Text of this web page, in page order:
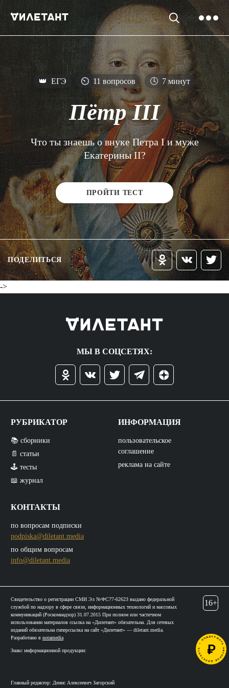
👑 ЕГЭ ⏲ 11 вопросов 🕓 7 минут
Пётр III
Что ты знаешь о внуке Петра I и муже
Екатерины II?
ПРОЙТИ ТЕСТ
ПОДЕЛИТЬСЯ
->
МЫ В СОЦСЕТЯХ:
РУБРИКАТОР
📚 сборники
📄 статьи
🕹️ тесты
📖 журнал
КОНТАКТЫ
по вопросам подписки
podpiska@diletant.media
по общим вопросам
info@diletant.media
ИНФОРМАЦИЯ
пользовательское
соглашение
реклама на сайте
Свидетельство о регистрации СМИ Эл №ФС77-62623 выдано федеральной
службой по надзору в сфере связи, информационных технологий и массовых
коммуникаций (Роскомнадзор) 31.07.2015 При полном или частичном
использовании материалов ссылка на «Дилетант» обязательна. Для сетевых
изданий обязательна гиперссылка на сайт «Дилетант» — diletant.media.
Разработано в notamedia
Знакс информационной продукции:
Главный редактор: Денис Алексеевич Загорский
16+